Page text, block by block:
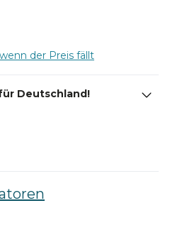
der Preis fällt
Deutschland!